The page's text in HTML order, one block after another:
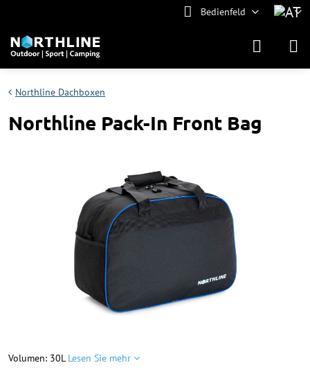
Bedienfeld
Northline Dachboxen
Northline Pack-In Front Bag
Volumen: 30L Lesen Sie mehr